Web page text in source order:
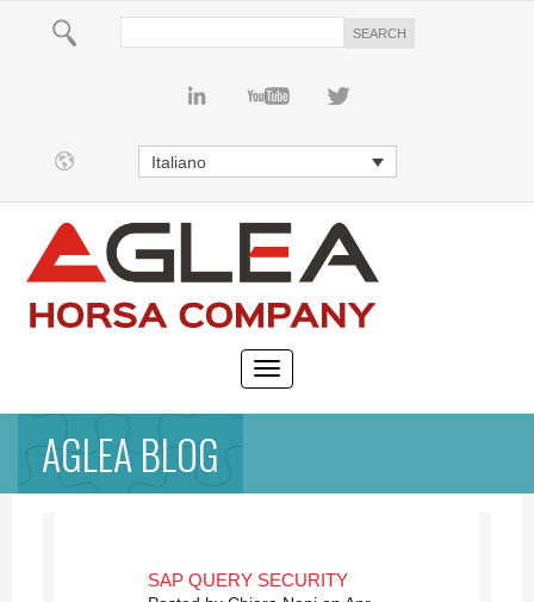
Italiano
AGLEA BLOG
SAP QUERY SECURITY